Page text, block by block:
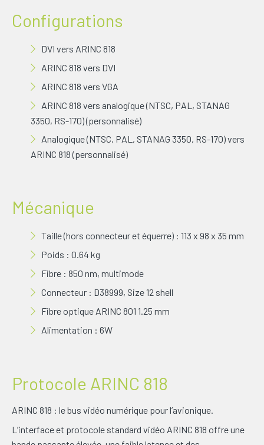
Configurations
DVI vers ARINC 818
ARINC 818 vers DVI
ARINC 818 vers VGA
ARINC 818 vers analogique (NTSC, PAL, STANAG
3350, RS-170) (personnalisé)
Analogique (NTSC, PAL, STANAG 3350, RS-170) vers
ARINC 818 (personnalisé)
Mécanique
Taille (hors connecteur et équerre) : 113 x 98 x 35 mm
Poids : 0.64 kg
Fibre : 850 nm, multimode
Connecteur : D38999, Size 12 shell
Fibre optique ARINC 801 1.25 mm
Alimentation : 6W
Protocole ARINC 818
ARINC 818 : le bus vidéo numérique pour l’avionique.
L’interface et protocole standard vidéo ARINC 818 offre une